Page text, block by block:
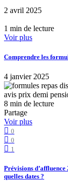
2 avril 2025
1 min de lecture
Voir plus
Comprendre les
4 janvier 2025
8 min de lecture
Partage
Voir plus
0
0
1
Prévisions
quelles dates ?